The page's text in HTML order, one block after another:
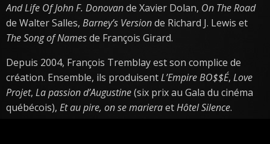
And Life Of John F. Donovande Xavier Dolan, On The Road
de Walter Salles, Barney’s Versionde Richard J. Lewis et
The Song of Namesde François Girard.
Depuis 2004, François Tremblay est son complice de
création. Ensemble, ils produisentL’Empire BO$$É, Love
Projet, La passion d’Augustine(six prix au Gala du cinéma
québécois), Et au pire, on se marieraetHôtel Silence.